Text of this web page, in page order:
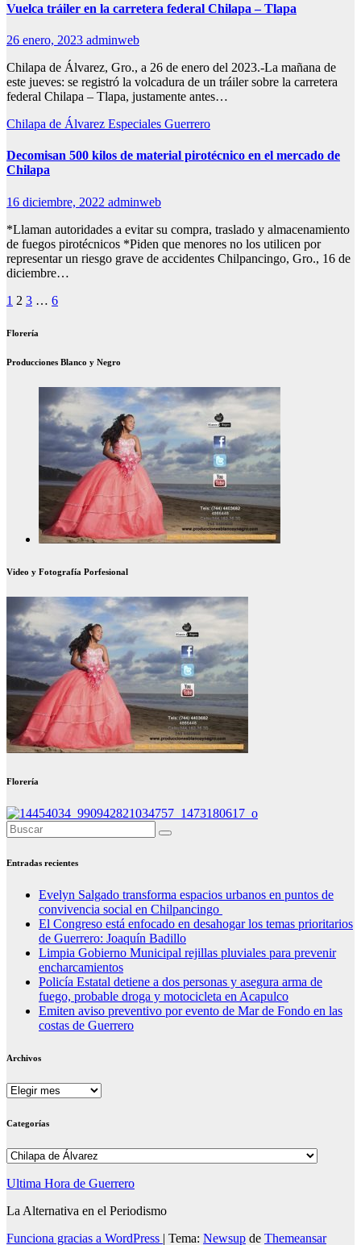
Vuelca tráiler en la carretera federal Chilapa – Tlapa
26 enero, 2023 adminweb
Chilapa de Álvarez, Gro., a 26 de enero del 2023.-La mañana de
este jueves: se registró la volcadura de un tráiler sobre la carretera
federal Chilapa – Tlapa, justamente antes…
Chilapa de Álvarez Especiales Guerrero
Decomisan 500 kilos de material pirotécnico en el mercado de
Chilapa
16 diciembre, 2022 adminweb
*Llaman autoridades a evitar su compra, traslado y almacenamiento
de fuegos pirotécnicos *Piden que menores no los utilicen por
representar un riesgo grave de accidentes Chilpancingo, Gro., 16 de
diciembre…
Paginación
de
1 2 3 … 6
Florería
Producciones Blanco y Negro
Video y Fotografía Porfesional
Florería
Entradas recientes
Evelyn Salgado transforma espacios urbanos en puntos de
convivencia social en Chilpancingo
El Congreso está enfocado en desahogar los temas prioritarios
de Guerrero: Joaquín Badillo
Limpia Gobierno Municipal rejillas pluviales para prevenir
encharcamientos
Policía Estatal detiene a dos personas y asegura arma de
fuego, probable droga y motocicleta en Acapulco
Emiten aviso preventivo por evento de Mar de Fondo en las
costas de Guerrero
Archivos
Archivos
Categorías
Categorías
Ultima Hora de Guerrero
La Alternativa en el Periodismo
Funciona gracias a WordPress | Tema: Newsup de Themeansar